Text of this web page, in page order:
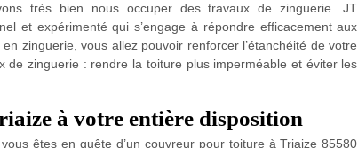
très bien nous occuper des travaux de zinguerie. JT
et expérimenté qui s’engage à répondre efficacement aux
zinguerie, vous allez pouvoir renforcer l’étanchéité de votre
de zinguerie : rendre la toiture plus imperméable et éviter les
à votre entière disposition
êtes en quête d’un couvreur pour toiture à Triaize 85580